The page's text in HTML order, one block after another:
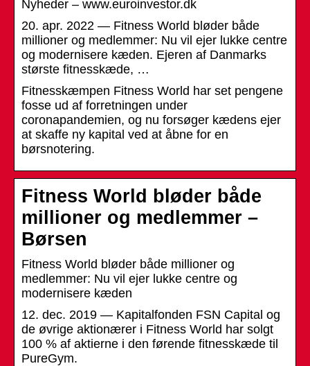
Nyheder – www.euroinvestor.dk
20. apr. 2022 — Fitness World bløder både
millioner og medlemmer: Nu vil ejer lukke centre
og modernisere kæden. Ejeren af Danmarks
største fitnesskæde, …
Fitnesskæmpen Fitness World har set pengene
fosse ud af forretningen under
coronapandemien, og nu forsøger kædens ejer
at skaffe ny kapital ved at åbne for en
børsnotering.
Fitness World bløder både
millioner og medlemmer –
Børsen
Fitness World bløder både millioner og
medlemmer: Nu vil ejer lukke centre og
modernisere kæden
12. dec. 2019 — Kapitalfonden FSN Capital og
de øvrige aktionærer i Fitness World har solgt
100 % af aktierne i den førende fitnesskæde til
PureGym.